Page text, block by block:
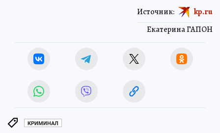
Екатерина ГАПОН
Источник: kp.ru
КРИМИНАЛ